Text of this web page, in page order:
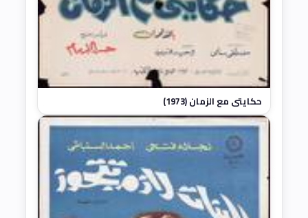
حكايتي مع الزمان (1973)